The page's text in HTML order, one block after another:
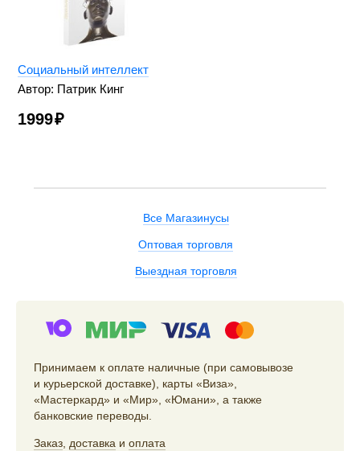
Социальный интеллект
Автор: Патрик Кинг
1999₽
Все Магазинусы
Оптовая торговля
Выездная торговля
Принимаем к оплате наличные (при самовывозе
и курьерской доставке), карты «Виза»,
«Мастеркард» и «Мир», «Юмани», а также
банковские переводы.
Заказ, доставка и оплата